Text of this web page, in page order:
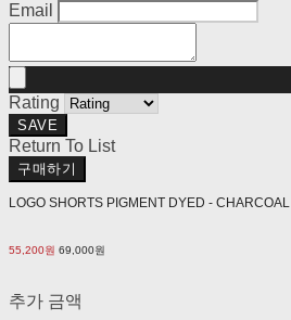
Email
Rating
SAVE
Return To List
구매하기
LOGO SHORTS PIGMENT DYED - CHARCOAL
55,200원 69,000원
추가 금액